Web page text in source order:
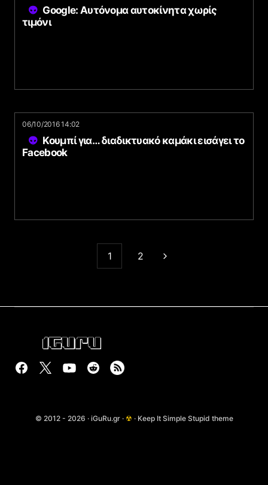
Google: Αυτόνομα αυτοκίνητα χωρίς
τιμόνι
06/10/2016 14:02
Κουμπί για… διαδικτυακό καμάκι εισάγει το
Facebook
1 2
© 2012 - 2026 · iGuRu.gr · ☢ · Keep It Simple Stupid theme